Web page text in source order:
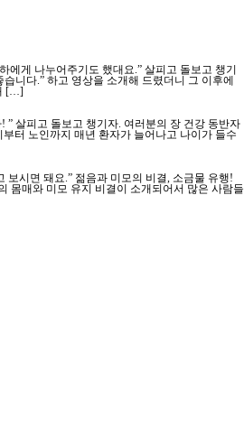
에게 나누어주기도 했대요.” 살피고 돌보고 챙기
니다.” 하고 영상을 소개해 드렸더니 그 이후에
[…]
” 살피고 돌보고 챙기자. 여러분의 장 건강 동반자
터 노인까지 매년 환자가 늘어나고 나이가 들수
시면 돼요.” 젊음과 미모의 비결, 소금물 유행!
몸매와 미모 유지 비결이 소개되어서 많은 사람들